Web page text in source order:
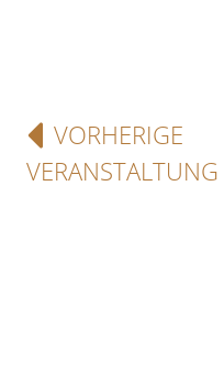
VORHERIGE
VERANSTALTUNG